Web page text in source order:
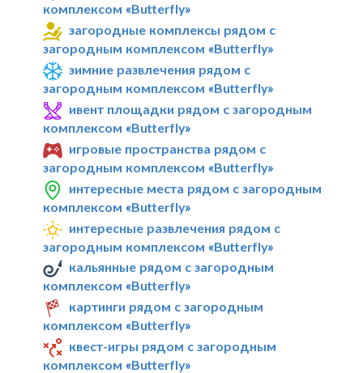
комплексом «Butterfly»
загородные комплексы рядом с
загородным комплексом «Butterfly»
зимние развлечения рядом с
загородным комплексом «Butterfly»
ивент площадки рядом с загородным
комплексом «Butterfly»
игровые пространства рядом с
загородным комплексом «Butterfly»
интересные места рядом с загородным
комплексом «Butterfly»
интересные развлечения рядом с
загородным комплексом «Butterfly»
кальянные рядом с загородным
комплексом «Butterfly»
картинги рядом с загородным
комплексом «Butterfly»
квест-игры рядом с загородным
комплексом «Butterfly»